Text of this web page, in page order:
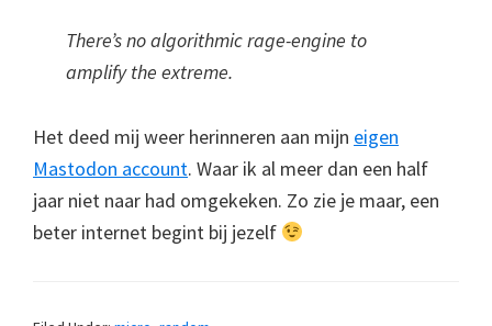
There’s no algorithmic rage-engine to
amplify the extreme.
Het deed mij weer herinneren aan mijn eigen
Mastodon account. Waar ik al meer dan een half
jaar niet naar had omgekeken. Zo zie je maar, een
beter internet begint bij jezelf